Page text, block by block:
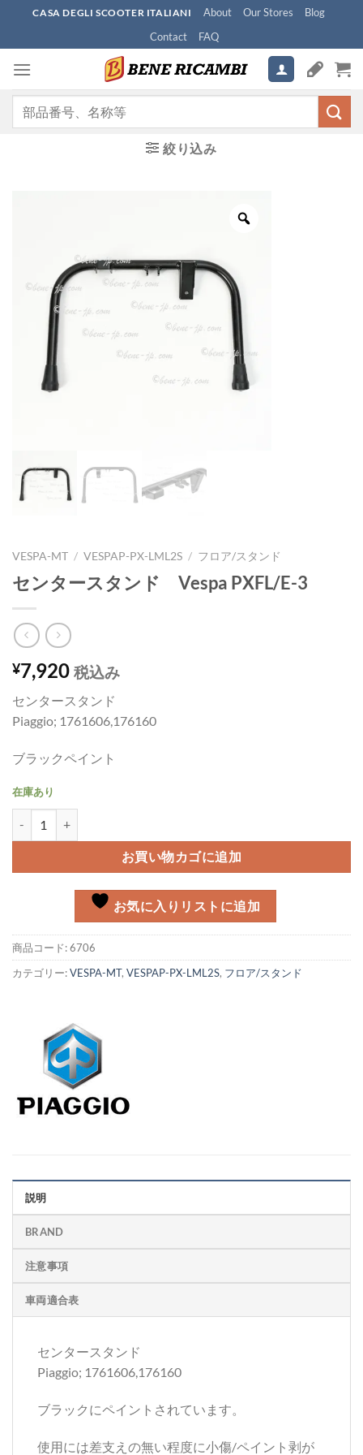
content
CASA DEGLI SCOOTER ITALIANI About Our Stores
Blog
Contact
FAQ
絞り込み
VESPA-MT / VESPAP-PX-LML2S / フロア/スタンド
センタースタンド Vespa PXFL/E-3
¥7,920 税込み
センタースタンド
Piaggio; 1761606,176160
ブラックペイント
在庫あり
お買い物カゴに追加
お気に入りリストに追加
商品コード:6706
カテゴリー:VESPA-MT, VESPAP-PX-LML2S, フロア/スタンド
説明
BRAND
注意事項
車両適合表
センタースタンド
Piaggio; 1761606,176160
ブラックにペイントされています。
使用には差支えの無い程度に小傷/ペイント剥が